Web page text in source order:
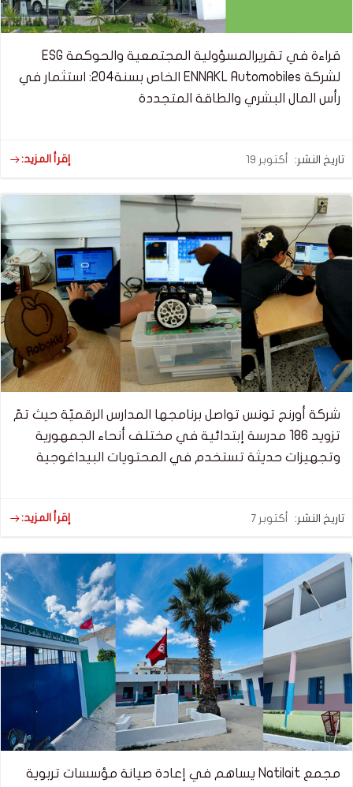
قراءة في تقريرالمسؤولية المجتمعية والحوكمة ESG
لشركة ENNAKL Automobiles الخاص بسنة204: استثمار في
رأس المال البشري والطاقة المتجددة
تاريخ النشر: أكتوبر 19 إقرأ المزيد:
شركة أورنج تونس تواصل برنامجها المدارس الرقميّة حيث تمّ
تزويد 186 مدرسة إبتدائية في مختلف أنحاء الجمهورية
وتجهيزات حديثة تستخدم في المحتويات البيداغوجية
تاريخ النشر: أكتوبر 7 إقرأ المزيد:
مجمع Natilait يساهم في إعادة صيانة مؤسسات تربوية